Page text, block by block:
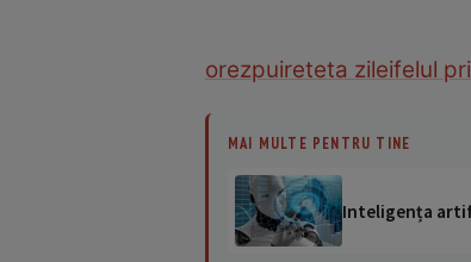
orezpuireteta zileifelul
MAI MULTE PENTRU TINE
Inteligența